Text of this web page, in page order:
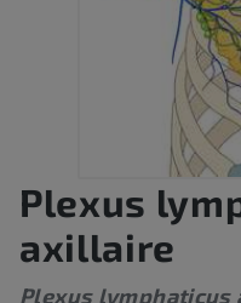
Plexus
axillaire
Plexus